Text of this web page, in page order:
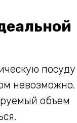
посуду
невозможно.
объем